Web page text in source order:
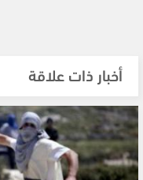
أخبار ذات علاقة